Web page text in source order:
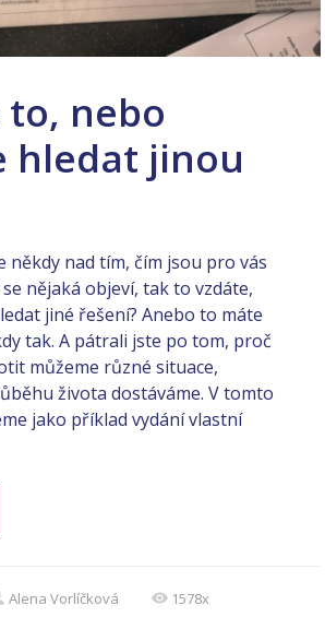
to, nebo
hledat jinou
někdy nad tím, čím jsou pro vás
nějaká objeví, tak to vzdáte,
jiné řešení? Anebo to máte
tak. A pátrali jste po tom, proč
můžeme různé situace,
života dostáváme. V tomto
jako příklad vydání vlastní
Alena Vorlíčková
1578x